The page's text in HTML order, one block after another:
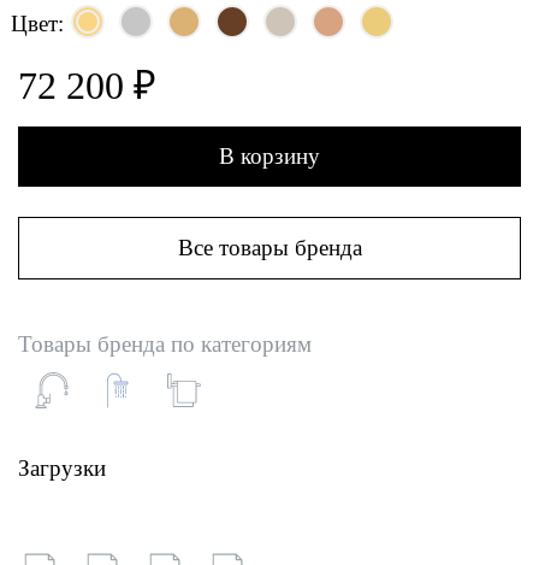
Цвет:
72 200 ₽
В корзину
Все товары бренда
Товары бренда по категориям
Загрузки